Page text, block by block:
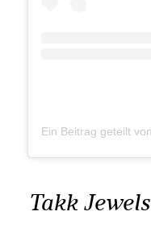
Takk Jewels